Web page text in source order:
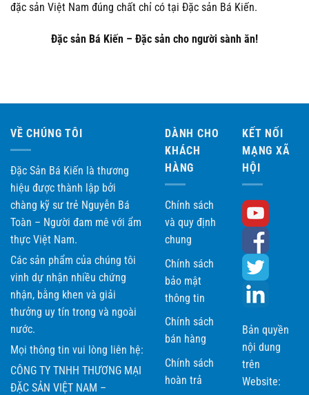
đặc sản Việt Nam đúng chất chỉ có tại Đặc sản Bá Kiến.
Đặc sản Bá Kiến – Đặc sản cho người sành ăn!
VỀ CHÚNG TÔI
Đặc Sản Bá Kiến là thương
hiệu được thành lập bởi
chàng kỹ sư trẻ Nguyễn Bá
Toàn – Người đam mê với ẩm
thực Việt Nam.
Các sản phẩm của chúng tôi
vinh dự nhận nhiều chứng
nhận, bằng khen và giải
thưởng uy tín trong và ngoài
nước.
Mọi thông tin vui lòng liên hệ:
CÔNG TY TNHH THƯƠNG MẠI
ĐẶC SẢN VIỆT NAM –
DÀNH CHO
KHÁCH
HÀNG
Chính sách
và quy định
chung
Chính sách
bảo mật
thông tin
Chính sách
bán hàng
Chính sách
hoàn trả
KẾT NỐI
MẠNG XÃ
HỘI
Bản quyền
nội dung
trên
Website: